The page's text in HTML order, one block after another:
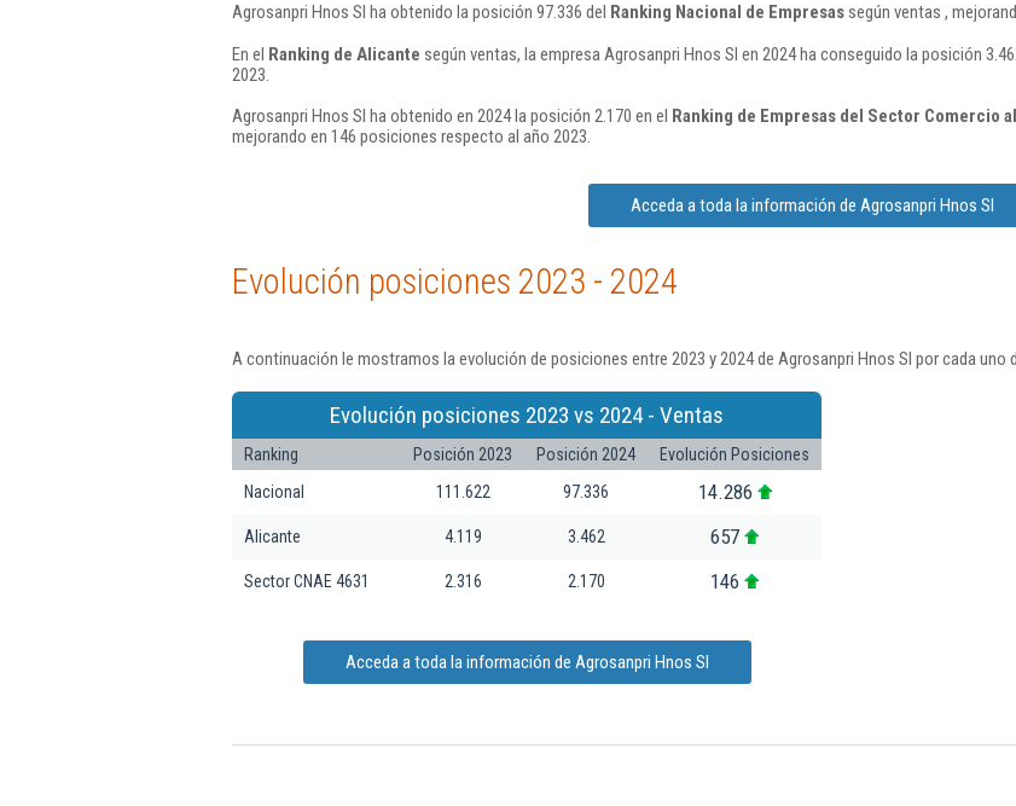
Agrosanpri Hnos Sl ha obtenido la posición 97.336 del Ranking Nacional de Empresassegún ventas ,
En el Ranking de Alicante según ventas, la empresa Agrosanpri Hnos Sl en 2024 ha conseguido la posición
2023.
Agrosanpri Hnos Sl ha obtenido en 2024 la posición 2.170 en el Ranking de Empresas del Sector Comercio
mejorando en 146 posiciones respecto al año 2023.
Acceda a toda la información de Agrosanpri Hnos Sl
Evolución posiciones 2023 - 2024
A continuación le mostramos la evolución de posiciones entre 2023 y 2024 de Agrosanpri Hnos Sl por cada uno
Evolución posiciones 2023 vs 2024 - Ventas
Ranking Posición 2023 Posición 2024
Evolución Posiciones
Nacional
111.622 97.336 14.286
Alicante 4.119 3.462 657
Sector CNAE 4631 2.316 2.170 146
Acceda a toda la información de Agrosanpri Hnos Sl